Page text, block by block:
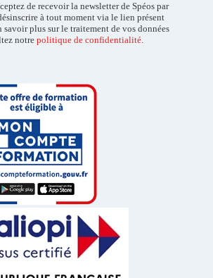
de recevoir la newsletter de Spéos par
à tout moment via le lien présent
savoir plus sur le traitement de vos données
notre politique de confidentialité.